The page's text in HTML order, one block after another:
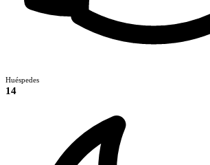
Huéspedes
14